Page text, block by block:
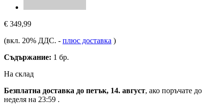
€ 349,99
(вкл. 20% ДДС. - плюс доставка )
Съдържание: 1 бр.
На склад
Безплатна доставка до петък, 14. август, ако поръчате до
неделя на 23:59 .